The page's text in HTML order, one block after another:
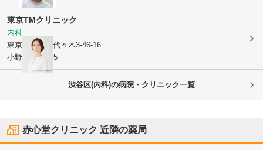
東京TMクリニック
内科
東京都渋谷区 代々木3-46-16
小野木ビル305
渋谷区(内科)の病院・クリニック一覧
赤心堂クリニック 近隣の薬局